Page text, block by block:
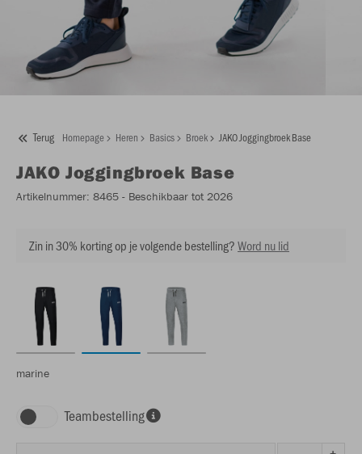
Terug Homepage Heren Basics Broek JAKO Joggingbroek Base
JAKO Joggingbroek Base
Artikelnummer: 8465 - Beschikbaar tot 2026
Zin in 30% korting op je volgende bestelling?Word nu lid
marine
Teambestelling